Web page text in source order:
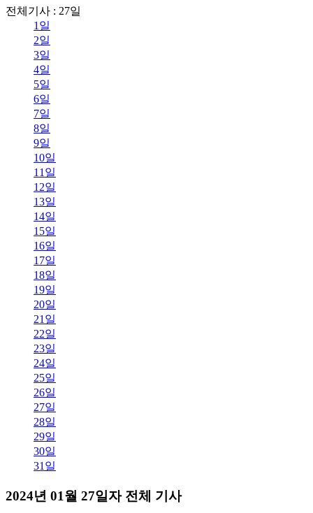
전체기사 : 27일
1일
2일
3일
4일
5일
6일
7일
8일
9일
10일
11일
12일
13일
14일
15일
16일
17일
18일
19일
20일
21일
22일
23일
24일
25일
26일
27일
28일
29일
30일
31일
2024년 01월 27일자 전체 기사